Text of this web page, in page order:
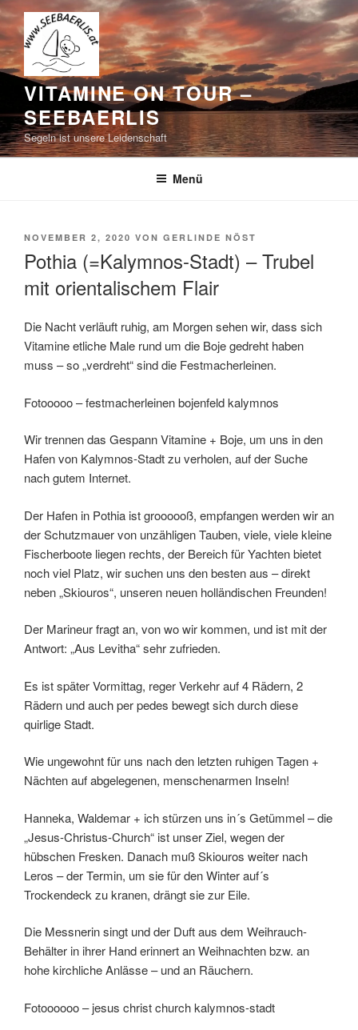
Zum
Inhalt
springen
VITAMINE ON TOUR –
SEEBAERLIS
Segeln ist unsere Leidenschaft
Menü
VERÖFFENTLICHT
NOVEMBER 2, 2020 VON GERLINDE NÖST
Pothia (=Kalymnos-Stadt) – Trubel
mit orientalischem Flair
Die Nacht verläuft ruhig, am Morgen sehen wir, dass sich
Vitamine etliche Male rund um die Boje gedreht haben
muss – so „verdreht“ sind die Festmacherleinen.
Fotooooo – festmacherleinen bojenfeld kalymnos
Wir trennen das Gespann Vitamine + Boje, um uns in den
Hafen von Kalymnos-Stadt zu verholen, auf der Suche
nach gutem Internet.
Der Hafen in Pothia ist groooooß, empfangen werden wir an
der Schutzmauer von unzähligen Tauben, viele, viele kleine
Fischerboote liegen rechts, der Bereich für Yachten bietet
noch viel Platz, wir suchen uns den besten aus – direkt
neben „Skiouros“, unseren neuen holländischen Freunden!
Der Marineur fragt an, von wo wir kommen, und ist mit der
Antwort: „Aus Levitha“ sehr zufrieden.
Es ist später Vormittag, reger Verkehr auf 4 Rädern, 2
Rädern und auch per pedes bewegt sich durch diese
quirlige Stadt.
Wie ungewohnt für uns nach den letzten ruhigen Tagen +
Nächten auf abgelegenen, menschenarmen Inseln!
Hanneka, Waldemar + ich stürzen uns in´s Getümmel – die
„Jesus-Christus-Church“ ist unser Ziel, wegen der
hübschen Fresken. Danach muß Skiouros weiter nach
Leros – der Termin, um sie für den Winter auf´s
Trockendeck zu kranen, drängt sie zur Eile.
Die Messnerin singt und der Duft aus dem Weihrauch-
Behälter in ihrer Hand erinnert an Weihnachten bzw. an
hohe kirchliche Anlässe – und an Räuchern.
Fotoooooo – jesus christ church kalymnos-stadt